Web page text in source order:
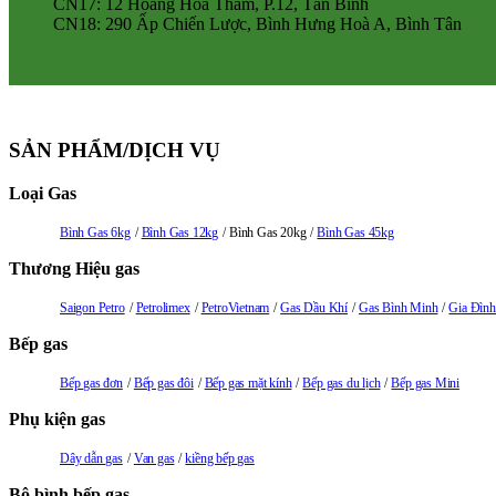
CN18: 290 Ấp Chiến Lược, Bình Hưng Hoà A, Bình Tân
SẢN PHẨM/DỊCH VỤ
Loại Gas
Bình Gas 6kg Bình Gas 12kg Bình Gas 20kg Bình Gas 45kg
Thương Hiệu gas
Saigon Petro Petrolimex PetroVietnam Gas Dầu Khí Gas Bình Minh Gia
Bếp gas
Bếp gas đơn Bếp gas đôi Bếp gas mặt kính Bếp gas du lịch Bếp gas Mini
Phụ kiện gas
Dây dẫn gas Van gas kiềng bếp gas